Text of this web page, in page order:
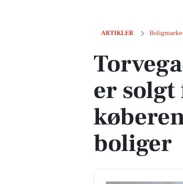
ARTIKLER
Torvegade 1, 2. 16 i
er solgt
boliger